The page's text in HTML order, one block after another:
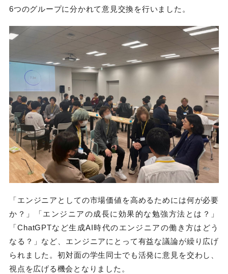
6つのグループに分かれて意見交換を行いました。
「エンジニアとしての市場価値を高めるためには何が必要
か？」「エンジニアの成長に効果的な勉強方法とは？」
「ChatGPTなど生成AI時代のエンジニアの働き方はどう
なる？」など、エンジニアにとって有益な議論が繰り広げ
られました。初対面の学生同士でも活発に意見を交わし、
視点を広げる機会となりました。